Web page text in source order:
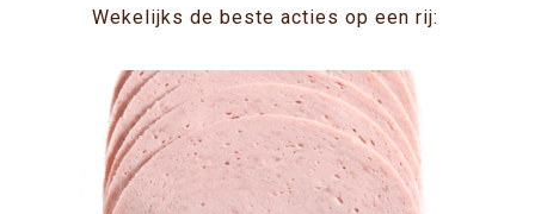
Wekelijks de beste acties op een rij: